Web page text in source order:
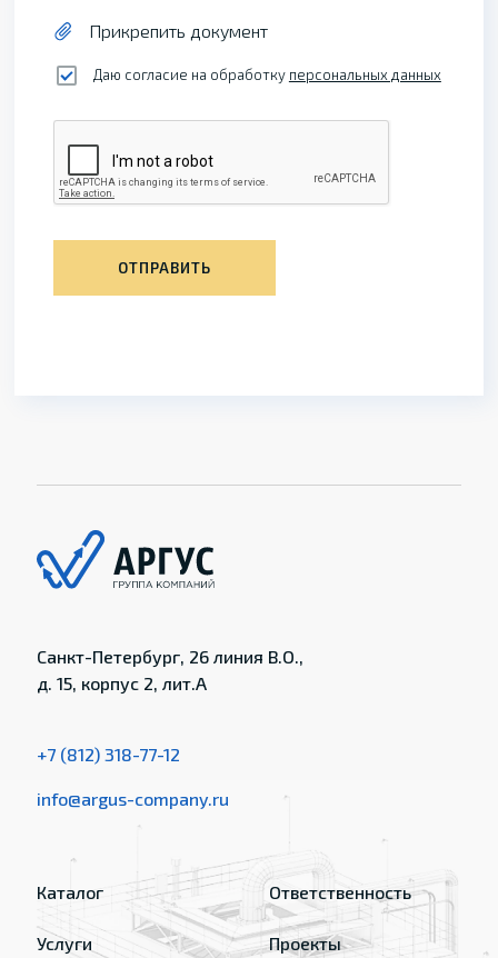
Прикрепить документ
Даю согласие на обработку персональных данных
ОТПРАВИТЬ
Санкт-Петербург, 26 линия В.О.,
д. 15, корпус 2, лит.А
+7 (812) 318-77-12
info@argus-company.ru
Каталог
Услуги
Ответственность
Проекты